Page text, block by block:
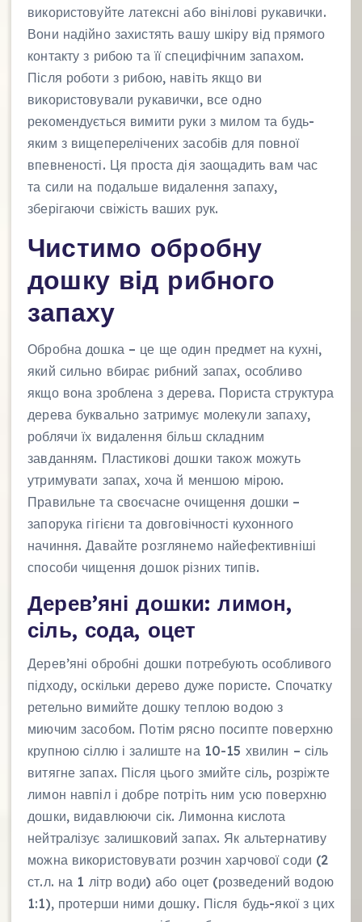
використовуйте латексні або вінілові рукавички.
Вони надійно захистять вашу шкіру від прямого
контакту з рибою та її специфічним запахом.
Після роботи з рибою, навіть якщо ви
використовували рукавички, все одно
рекомендується вимити руки з милом та будь-
яким з вищеперелічених засобів для повної
впевненості. Ця проста дія заощадить вам час
та сили на подальше видалення запаху,
зберігаючи свіжість ваших рук.
Чистимо обробну
дошку від рибного
запаху
Обробна дошка – це ще один предмет на кухні,
який сильно вбирає рибний запах, особливо
якщо вона зроблена з дерева. Пориста структура
дерева буквально затримує молекули запаху,
роблячи їх видалення більш складним
завданням. Пластикові дошки також можуть
утримувати запах, хоча й меншою мірою.
Правильне та своєчасне очищення дошки –
запорука гігієни та довговічності кухонного
начиння. Давайте розглянемо найефективніші
способи чищення дошок різних типів.
Дерев’яні дошки: лимон,
сіль, сода, оцет
Дерев’яні обробні дошки потребують особливого
підходу, оскільки дерево дуже пористе. Спочатку
ретельно вимийте дошку теплою водою з
миючим засобом. Потім рясно посипте поверхню
крупною сіллю і залиште на 10-15 хвилин – сіль
витягне запах. Після цього змийте сіль, розріжте
лимон навпіл і добре потріть ним усю поверхню
дошки, видавлюючи сік. Лимонна кислота
нейтралізує залишковий запах. Як альтернативу
можна використовувати розчин харчової соди (2
ст.л. на 1 літр води) або оцет (розведений водою
1:1), протерши ними дошку. Після будь-якої з цих